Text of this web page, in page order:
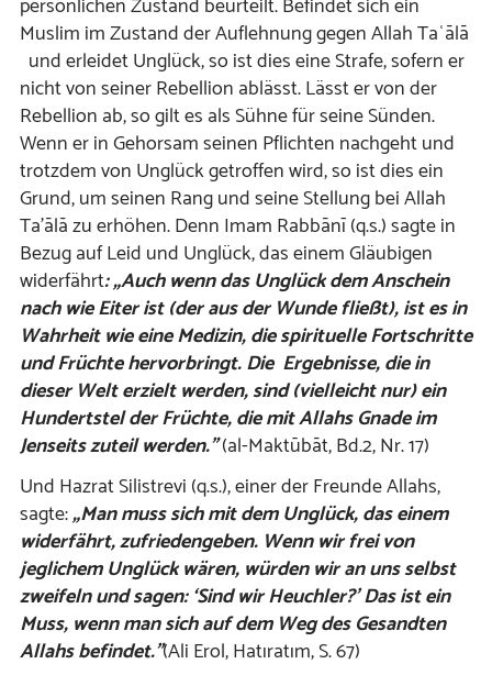
persönlichen Zustand beurteilt. Befindet sich ein
Muslim im Zustand der Auflehnung gegen Allah Taʿālā
und erleidet Unglück, so ist dies eine Strafe, sofern er
nicht von seiner Rebellion ablässt. Lässt er von der
Rebellion ab, so gilt es als Sühne für seine Sünden.
Wenn er in Gehorsam seinen Pflichten nachgeht und
trotzdem von Unglück getroffen wird, so ist dies ein
Grund, um seinen Rang und seine Stellung bei Allah
Ta’ālā zu erhöhen. Denn Imam Rabbānī (q.s.) sagte in
Bezug auf Leid und Unglück, das einem Gläubigen
widerfährt: „Auch wenn das Unglück dem Anschein
nach wie Eiter ist (der aus der Wunde fließt), ist es in
Wahrheitwie eine Medizin, die spirituelle Fortschritte
und Früchte hervorbringt. Die Ergebnisse, die in
dieser Welt erzielt werden, sind (vielleicht nur) ein
Hundertstel der Früchte, die mit Allahs Gnade im
Jenseits zuteil werden.”(al-Maktūbāt, Bd.2, Nr. 17)
Und Hazrat Silistrevi (q.s.), einer der Freunde Allahs,
sagte:„Man muss sich mit dem Unglück, das einem
widerfährt, zufriedengeben. Wenn wir frei von
jeglichem Unglück wären, würden wir an uns selbst
zweifeln und sagen: ‘Sind wir Heuchler?’ Das ist ein
Muss, wenn man sich auf dem Weg des Gesandten
Allahs befindet.”(Ali Erol, Hatıratım, S. 67)